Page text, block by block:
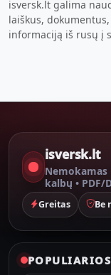
isversk.lt galima
laiškus,
informaciją iš rusų į
isversk.lt
kalbų • PDF/
Greitas Be